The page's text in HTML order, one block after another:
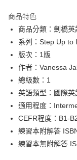
Google Pay
ATM付款
運送方式
每筆NT$60
付款後全家取貨
每筆NT$60
商品特色
商品分類：劍橋
系列：Step Up to
版次：1版
作者：Vanessa
總級數：1
英語類型：國際英
適用程度：
CEFR程度：B1-
練習本附解答
練習本無附解答